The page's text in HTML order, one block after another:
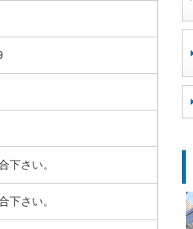
下さい。
下さい。